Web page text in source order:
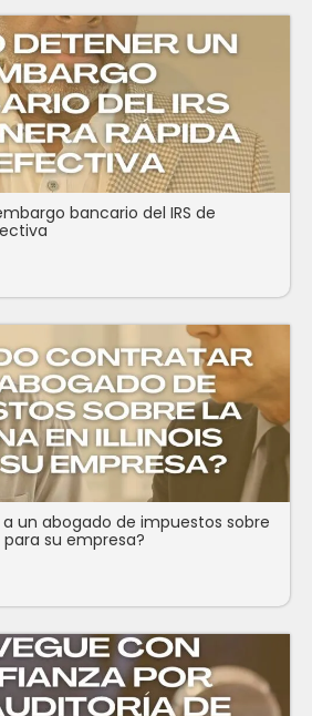
bancario del IRS de
un abogado de impuestos sobre
su empresa?